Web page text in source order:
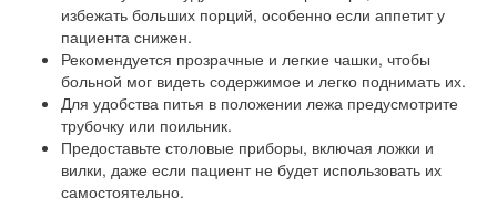
избежать больших порций, особенно если аппетит у
пациента снижен.
Рекомендуется прозрачные и легкие чашки, чтобы
больной мог видеть содержимое и легко поднимать их.
Для удобства питья в положении лежа предусмотрите
трубочку или поильник.
Предоставьте столовые приборы, включая ложки и
вилки, даже если пациент не будет использовать их
самостоятельно.